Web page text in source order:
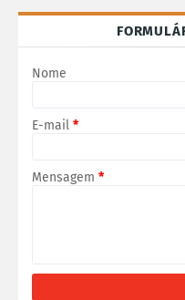
Nome
E-mail *
Mensagem *